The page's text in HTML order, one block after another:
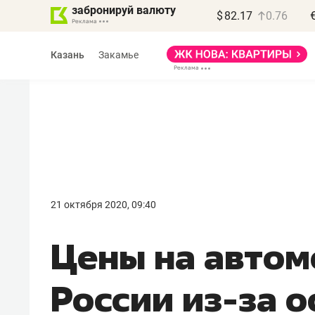
забронируй валюту $ 82.17 0.76
Казань Закамье
21 октября 2020, 09:40
Цены на
России из-за
правил, бизнес может
потерять минимум